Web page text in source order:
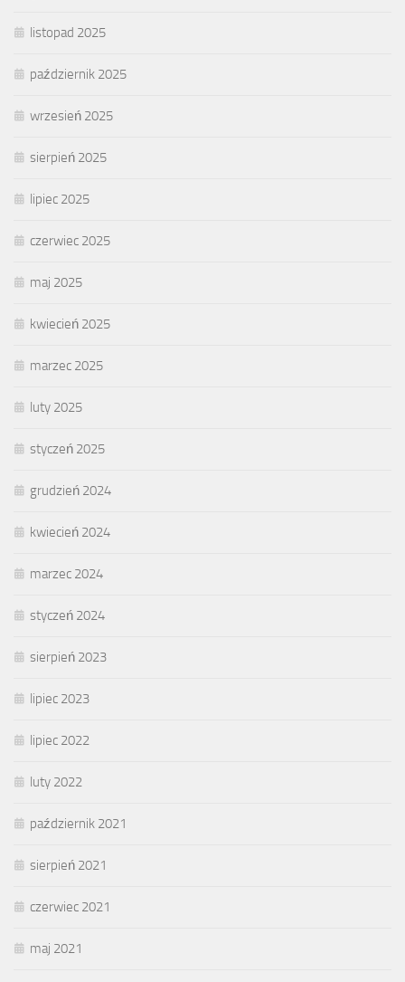
listopad 2025
październik 2025
wrzesień 2025
sierpień 2025
lipiec 2025
czerwiec 2025
maj 2025
kwiecień 2025
marzec 2025
luty 2025
styczeń 2025
grudzień 2024
kwiecień 2024
marzec 2024
styczeń 2024
sierpień 2023
lipiec 2023
lipiec 2022
luty 2022
październik 2021
sierpień 2021
czerwiec 2021
maj 2021